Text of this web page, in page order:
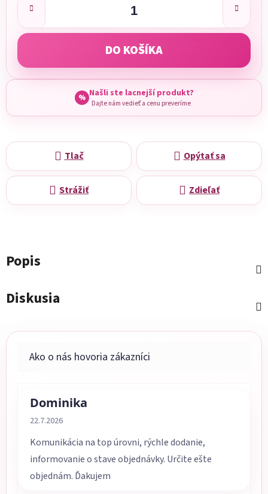
DO KOŠÍKA
% Našli ste lacnejší produkt?
Dajte nám vedieť a cenu preveríme
Tlač Opýtať sa
Strážiť Zdieľať
Popis
Diskusia
Dominika
Hodnotenie obchodu je 5 z 5 hviezdičiek.
22.7.2026
Komunikácia na top úrovni, rýchle dodanie,
informovanie o stave objednávky. Určite ešte
objednám. Ďakujem